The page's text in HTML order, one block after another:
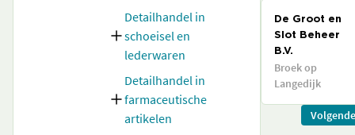
Detailhandel in
schoeisel en
lederwaren
Detailhandel in
farmaceutische
artikelen
De Groot en
Slot Beheer
B.V.
Broek op
Langedijk
Volgende